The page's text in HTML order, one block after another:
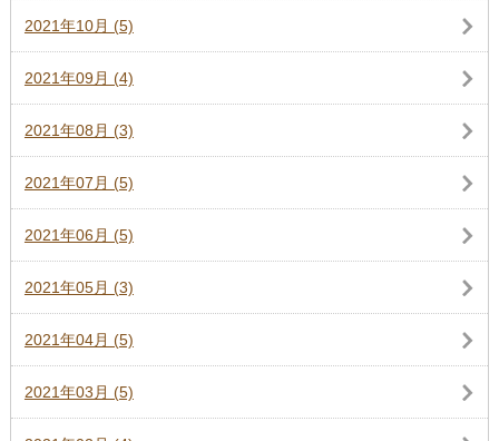
2021年10月 (5)
2021年09月 (4)
2021年08月 (3)
2021年07月 (5)
2021年06月 (5)
2021年05月 (3)
2021年04月 (5)
2021年03月 (5)